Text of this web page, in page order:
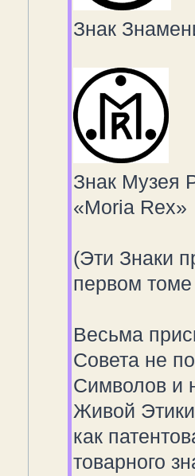
Знак
Знак Музея
«Moria Rex»
(Эти Знаки
первом
Весьма
Совета не
Символов и
Живой
как
товарного